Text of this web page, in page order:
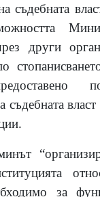
съдебната
други
съдебната
за